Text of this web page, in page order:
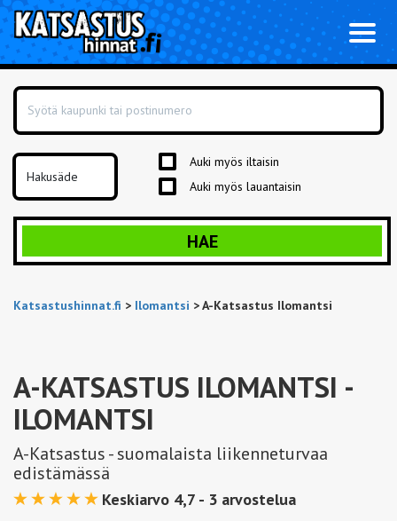
Auki myös iltaisin
Auki myös lauantaisin
HAE
Katsastushinnat.fi > Ilomantsi >A-Katsastus Ilomantsi
A-KATSASTUS ILOMANTSI -
ILOMANTSI
A-Katsastus - suomalaista liikenneturvaa
edistämässä
Keskiarvo 4,7 - 3 arvostelua